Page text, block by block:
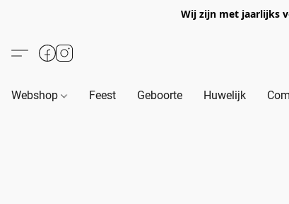
Wij zijn met jaarlijks
Webshop Feest Geboorte Huwelijk